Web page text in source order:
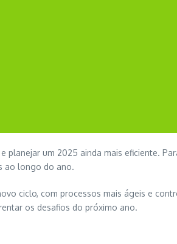
um 2025 ainda mais eficiente.
ao longo do ano.
ciclo, com processos mais ágeis e
os desafios do próximo ano.